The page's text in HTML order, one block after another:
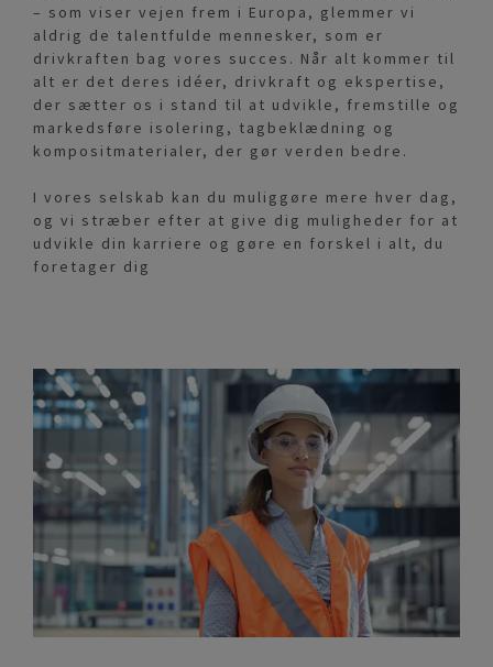
– som viser vejen frem i Europa, glemmer vi
aldrig de talentfulde mennesker, som er
drivkraften bag vores succes. Når alt kommer til
alt er det deres idéer, drivkraft og ekspertise,
der sætter os i stand til at udvikle, fremstille og
markedsføre isolering, tagbeklædning og
kompositmaterialer, der gør verden bedre.
I vores selskab kan du muliggøre mere hver dag,
og vi stræber efter at give dig muligheder for at
udvikle din karriere og gøre en forskel i alt, du
foretager dig